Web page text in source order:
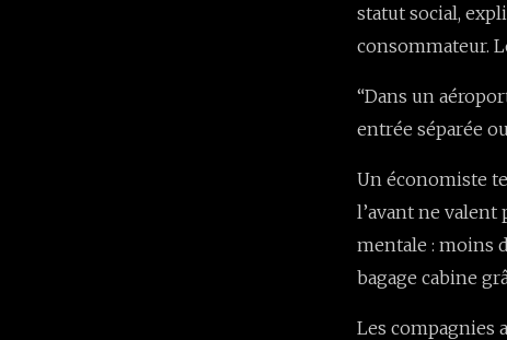
statut social,
consommateur.
“Dans un
entrée séparée
Un économiste
l’avant ne valent
mentale : moins
bagage cabine
Les compagnies